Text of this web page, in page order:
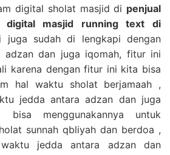
digital sholat masjid di penjual
digital masjid running text di
sudah di lengkapi dengan
adzan dan juga iqomah, fitur ini
karena dengan fitur ini kita bisa
hal waktu sholat berjamaah ,
jedda antara adzan dan juga
menggunakannya untuk
sunnah qbliyah dan berdoa ,
jedda antara adzan dan